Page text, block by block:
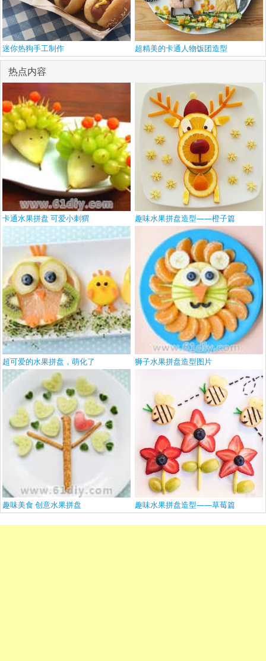
迷你热狗手工制作 超精美的卡通人物饭团造型
热点内容
卡通水果拼盘 可爱小刺猬 趣味水果拼盘造型——橙子篇
超可爱的水果拼盘，萌化了 狮子水果拼盘造型图片
趣味美食 创意水果拼盘 趣味水果拼盘造型——草莓篇